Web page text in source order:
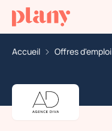
Accueil Offres d'emploi